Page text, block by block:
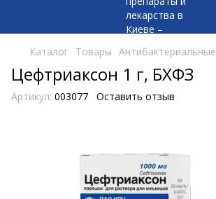
Каталог Товары Антибактериальные
Цефтриаксон 1 г, БХФЗ
Артикул: 003077 Оставить отзыв